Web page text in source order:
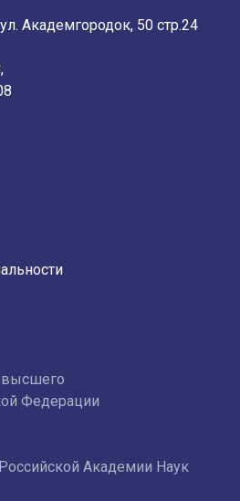
Академгородок, 50 стр.24
высшего
Федерации
Академии Наук